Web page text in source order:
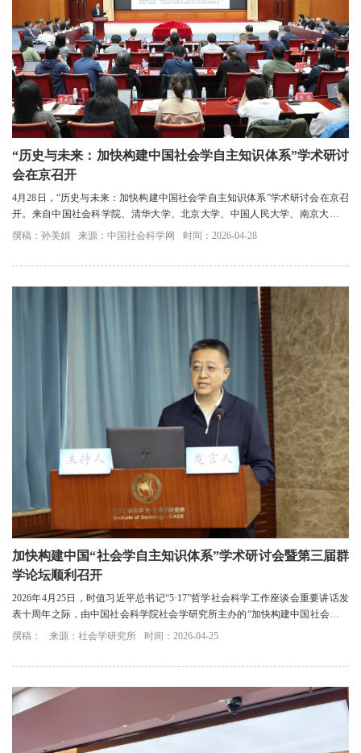
“历史与未来：加快构建中国社会学自主知识体系”学术研讨
会在京召开
4月28日，“历史与未来：加快构建中国社会学自主知识体系”学术研讨会在京召
开。来自中国社会科学院、清华大学、北京大学、中国人民大学、南京大学等
高校、科研机构的数十位专家学者围绕“构...
撰稿：孙美娟 来源：中国社会科学网 时间：2026-04-28
加快构建中国“社会学自主知识体系”学术研讨会暨第三届群
学论坛顺利召开
2026年4月25日，时值习近平总书记“5·17”哲学社会科学工作座谈会重要讲话发
表十周年之际，由中国社会科学院社会学研究所主办的“加快构建中国社会学自
主知识体系”学术研讨会暨第三届群学...
撰稿： 来源：社会学研究所 时间：2026-04-25